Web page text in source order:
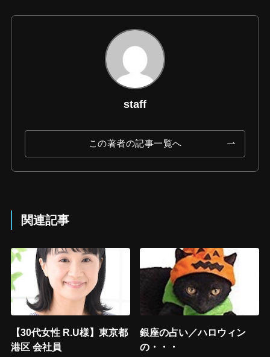
staff
この著者の記事一覧へ
関連記事
【30代女性 R.U様】東京都
港区 会社員
銀座の占い／ハロウィン
の・・・